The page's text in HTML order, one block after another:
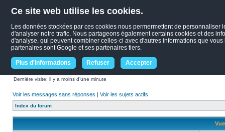
Ce site web utilise les cookies.
Les données stockées par ces cookies nous permermettent de
d'analyser notre trafic. Nous partageons également certains cookies et des
d'analyse, qui peuvent combiner celles-ci avec d'autres informations que
partenaires sont Google et ses partenaires tiers.
Plus d'informations Refuser Accepter
Dernière visite: il y a moins d’une minute
Voir les messages sans réponses | Voir les sujets actifs
Index du forum